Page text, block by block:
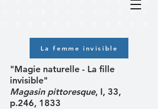
La femme invisible
"Magie naturelle - La fille
invisible"
Magasin pittoresque, I, 33,
p.246, 1833